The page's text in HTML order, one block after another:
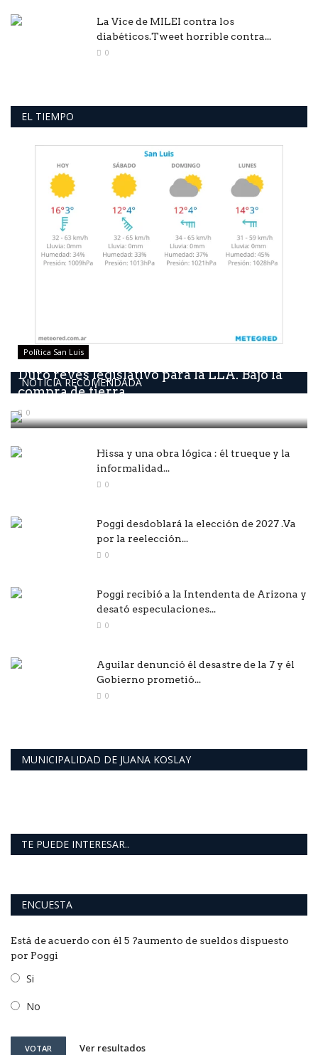
La Vice de MILEI contra los
diabéticos.Tweet horrible contra...
0
EL TIEMPO
NOTICIA RECOMENDADA
Política San Luis
Duro revés legislativo para la LLA. Bajó la
compra de tierra...
0
Hissa y una obra lógica : él trueque y la
informalidad...
0
Poggi desdoblará la elección de 2027 .Va
por la reelección...
0
Poggi recibió a la Intendenta de Arizona y
desató especulaciones...
0
Aguilar denunció él desastre de la 7 y él
Gobierno prometió...
0
MUNICIPALIDAD DE JUANA KOSLAY
TE PUEDE INTERESAR..
ENCUESTA
Está de acuerdo con él 5 ?aumento de sueldos dispuesto
por Poggi
Si
No
VOTAR Ver resultados